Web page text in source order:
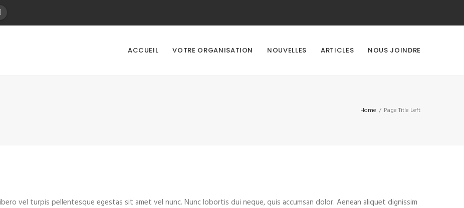
ACCUEIL VOTRE ORGANISATION NOUVELLES ARTICLES NOUS JOINDRE
Home / Page Title Left
vel turpis pellentesque egestas sit amet vel nunc. Nunc lobortis dui neque, quis accumsan dolor. Aenean aliquet dignissim